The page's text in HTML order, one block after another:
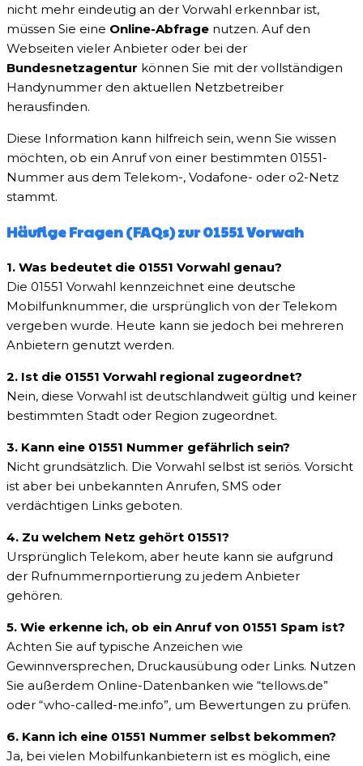
nicht mehr eindeutig an der Vorwahl erkennbar ist,
müssen Sie eine Online-Abfrage nutzen. Auf den
Webseiten vieler Anbieter oder bei der
Bundesnetzagentur können Sie mit der vollständigen
Handynummer den aktuellen Netzbetreiber
herausfinden.
Diese Information kann hilfreich sein, wenn Sie wissen
möchten, ob ein Anruf von einer bestimmten 01551-
Nummer aus dem Telekom-, Vodafone- oder o2-Netz
stammt.
Häufige Fragen (FAQs) zur 01551 Vorwah
1. Was bedeutet die 01551 Vorwahl genau?
Die 01551 Vorwahl kennzeichnet eine deutsche
Mobilfunknummer, die ursprünglich von der Telekom
vergeben wurde. Heute kann sie jedoch bei mehreren
Anbietern genutzt werden.
2. Ist die 01551 Vorwahl regional zugeordnet?
Nein, diese Vorwahl ist deutschlandweit gültig und keiner
bestimmten Stadt oder Region zugeordnet.
3. Kann eine 01551 Nummer gefährlich sein?
Nicht grundsätzlich. Die Vorwahl selbst ist seriös. Vorsicht
ist aber bei unbekannten Anrufen, SMS oder
verdächtigen Links geboten.
4. Zu welchem Netz gehört 01551?
Ursprünglich Telekom, aber heute kann sie aufgrund
der Rufnummernportierung zu jedem Anbieter
gehören.
5. Wie erkenne ich, ob ein Anruf von 01551 Spam ist?
Achten Sie auf typische Anzeichen wie
Gewinnversprechen, Druckausübung oder Links. Nutzen
Sie außerdem Online-Datenbanken wie “tellows.de”
oder “who-called-me.info”, um Bewertungen zu prüfen.
6. Kann ich eine 01551 Nummer selbst bekommen?
Ja, bei vielen Mobilfunkanbietern ist es möglich, eine